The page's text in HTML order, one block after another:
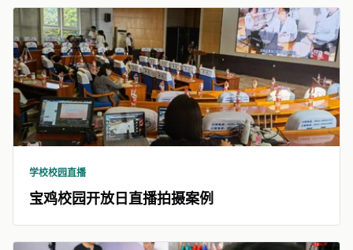
学校校园直播
宝鸡校园开放日直播拍摄案例